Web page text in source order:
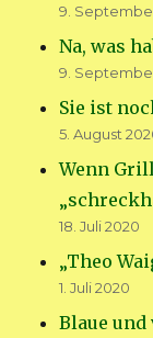
9.
Na, was
9.
Sie ist
5. August
Wenn
18. Juli 2020
„Theo
1. Juli 2020
Blaue